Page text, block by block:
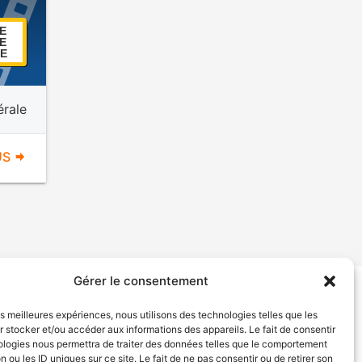
Gérer le consentement
meilleures expériences, nous utilisons des technologies telles que les
stocker et/ou accéder aux informations des appareils. Le fait de consentir
nous permettra de traiter des données telles que le comportement
ou les ID uniques sur ce site. Le fait de ne pas consentir ou de retirer son
de services Politique de confidentialité